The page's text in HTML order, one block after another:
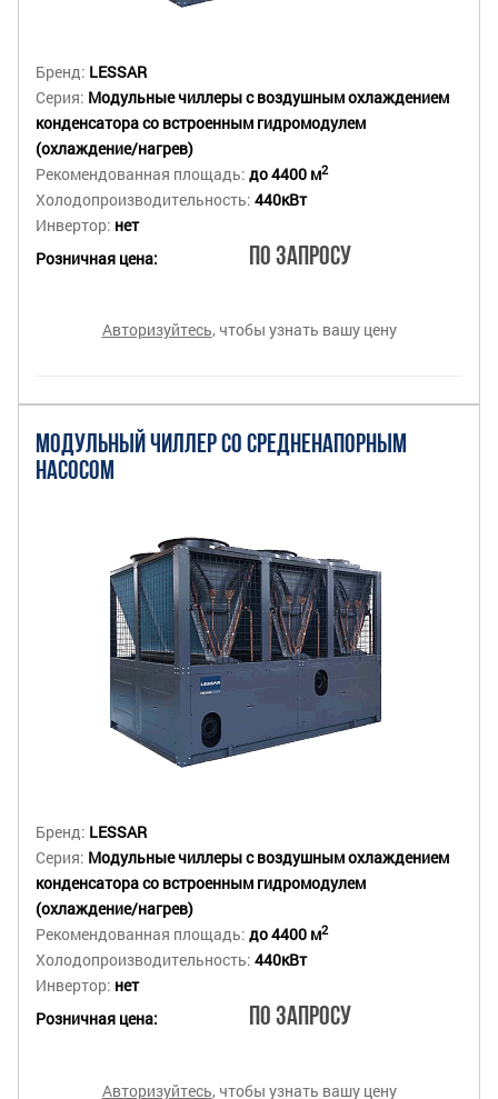
Бренд: LESSAR
Серия: Модульные чиллеры с воздушным охлаждением
конденсатора со встроенным гидромодулем
(охлаждение/нагрев)
Рекомендованная площадь: до 4400 м2
Холодопроизводительность: 440кВт
Инвертор: нет
Розничная цена:
По запросу
Авторизуйтесь, чтобы узнать вашу цену
МОДУЛЬНЫЙ ЧИЛЛЕР СО СРЕДНЕНАПОРНЫМ
НАСОСОМ
Бренд: LESSAR
Серия: Модульные чиллеры с воздушным охлаждением
конденсатора со встроенным гидромодулем
(охлаждение/нагрев)
Рекомендованная площадь: до 4400 м2
Холодопроизводительность: 440кВт
Инвертор: нет
Розничная цена:
По запросу
Авторизуйтесь, чтобы узнать вашу цену